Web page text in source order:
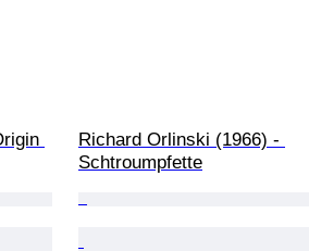
Richard Orlinski (1966) -
Schtroumpfette